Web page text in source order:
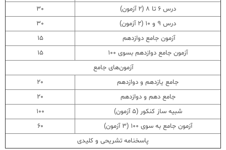
درس 6 تا 8 (2 آزمون)
30
درس 9 و 10 (2 آزمون)
30
آزمون جامع دوازدهم
15
آزمون جامع دوازدهم بسوی 100
15
آزمون‌های جامع
جامع یازدهم و دوازدهم
20
جامع دهم و دوازدهم
20
شبیه ساز کنکور (5 آزمون)
100
آزمون جامع به سوی 100 (3 آزمون)
60
پاسخنامه تشریحی و کلیدی